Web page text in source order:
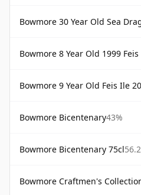
Bowmore 30 Year Old Sea
Bowmore 8 Year Old 1999
Bowmore 9 Year Old Feis Ile
Bowmore Bicentenary43%
Bowmore Bicentenary 75cl
Bowmore Craftmen's